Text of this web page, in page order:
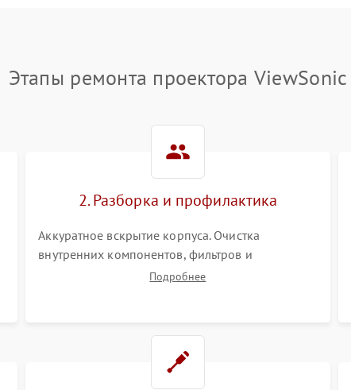
коррекция трапеции (Keystone)
Проблемы с масштабированием
80 мин
Этапы ремонта проектора ViewSonic
2. Разборка и профилактика
Аккуратное вскрытие корпуса. Очистка
внутренних компонентов, фильтров и
вентиляторов от накопившейся пыли.
Подробнее